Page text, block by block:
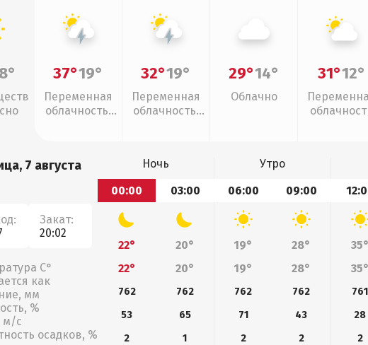
37°19°
Переменная
облачность,
32°19°
Переменная
облачность,
29°14°
Облачно
31°12°
7 августа
Закат:
20:02
С°
как
мм
%
м/с
осадков, %
Ночь Утро
00:00
03:00 06:00 09:00
22° 20° 19° 28° 35°
22°
20° 19° 28° 35°
762 762 762 762 761
53
65 71 43 28
2
1 2 2 2